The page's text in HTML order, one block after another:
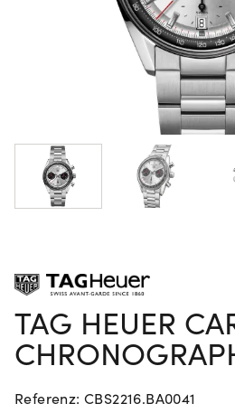
Neu bei Vogl:
Mehr erfahren: Ikonische
Rolex Certified Pre-Owned
TAG HEUER
Referenz: CBS2216.BA0041